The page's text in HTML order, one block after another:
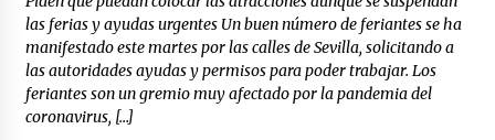
las ferias y ayudas urgentes Un buen número de feriantes se ha
manifestado este martes por las calles de Sevilla, solicitando a
las autoridades ayudas y permisos para poder trabajar. Los
feriantes son un gremio muy afectado por la pandemia del
coronavirus, […]